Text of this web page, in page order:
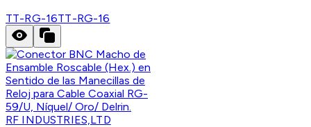
TT-RG-16TT-RG-16
RF INDUSTRIES,LTD